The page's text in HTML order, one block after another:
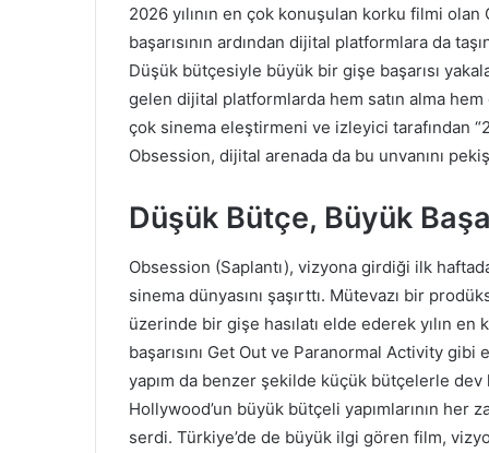
2026 yılının en çok konuşulan korku filmi
başarısının ardından dijital platformlara da
Düşük bütçesiyle büyük bir gişe başarısı
gelen dijital platformlarda hem satın alma
çok sinema eleştirmeni ve izleyici tarafından
Obsession, dijital arenada da bu unvanını
Düşük Bütçe, Büyük
Obsession (Saplantı), vizyona girdiği ilk
sinema dünyasını şaşırttı. Mütevazı bir
üzerinde bir gişe hasılatı elde ederek yılın en
başarısını Get Out ve Paranormal Activity
yapım da benzer şekilde küçük bütçelerle dev
Hollywood’un büyük bütçeli yapımlarının
serdi. Türkiye’de de büyük ilgi gören film,